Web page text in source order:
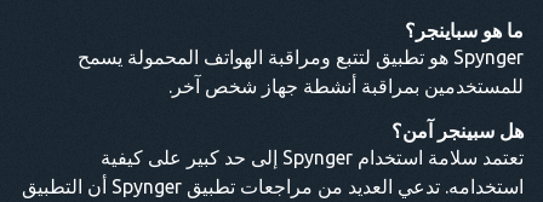
ما هو سباينجر؟
Spynger هو تطبيق لتتبع ومراقبة الهواتف المحمولة يسمح
للمستخدمين بمراقبة أنشطة جهاز شخص آخر.
هل سبينجر آمن؟
تعتمد سلامة استخدام Spynger إلى حد كبير على كيفية
استخدامه. تدعي العديد من مراجعات تطبيق Spynger أن التطبيق